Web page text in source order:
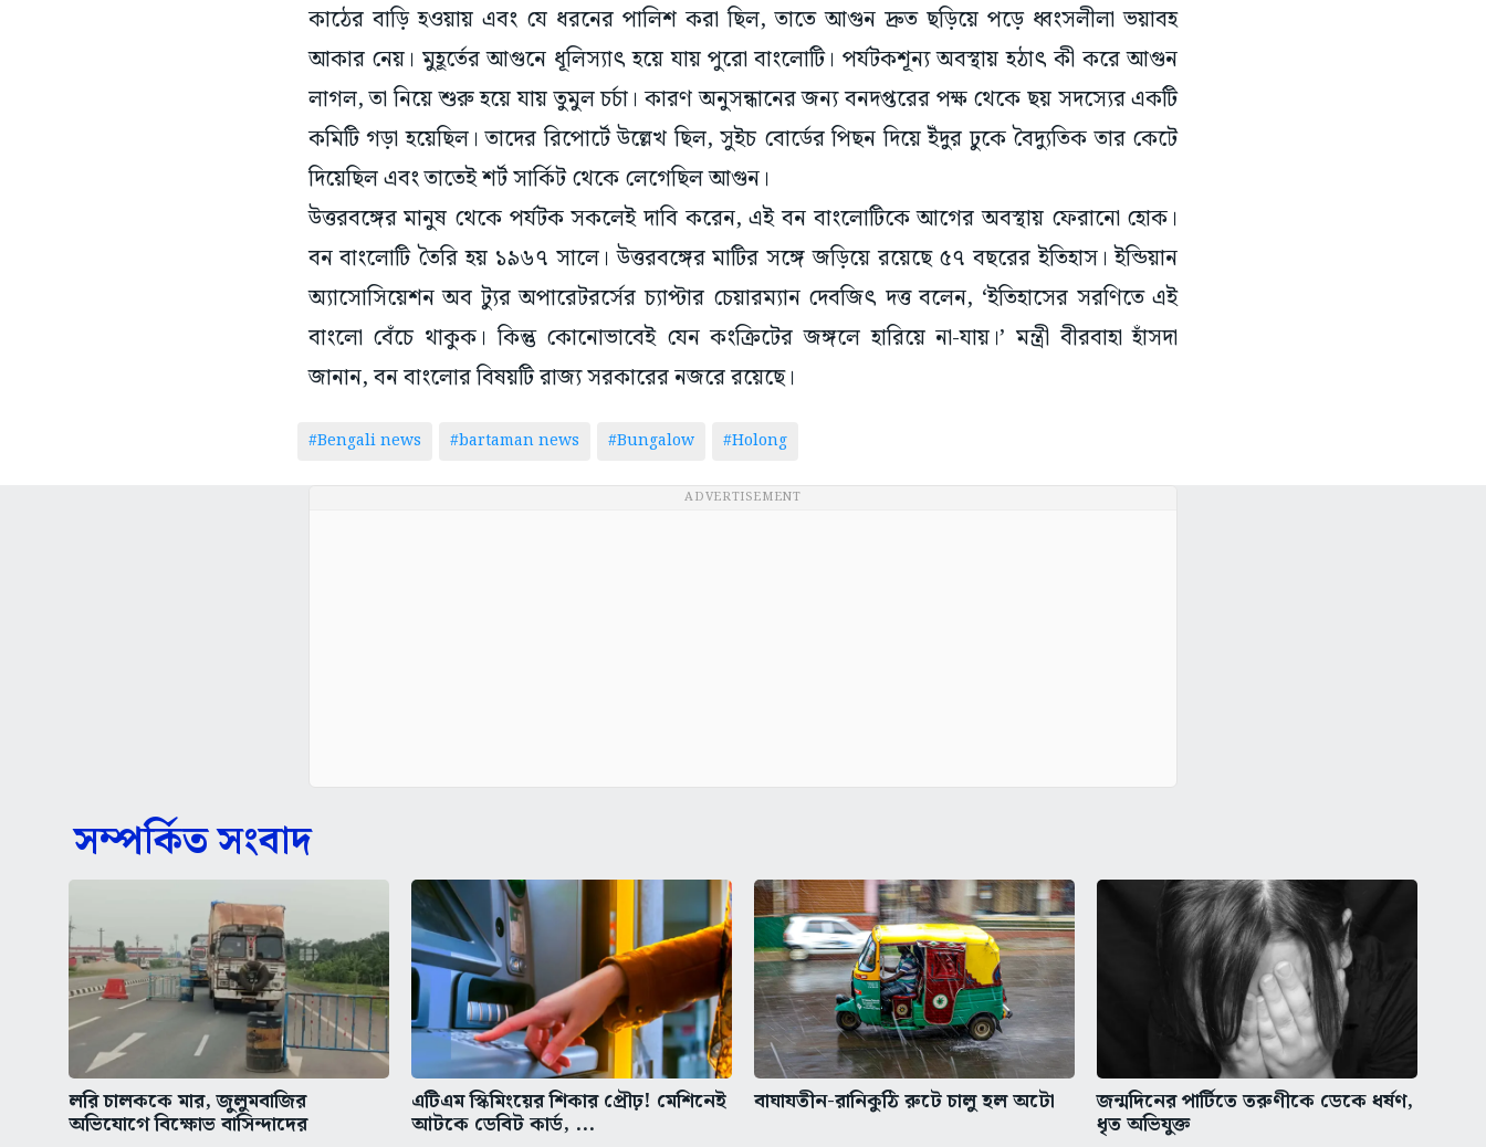
কাঠের বাড়ি হওয়ায় এবং যে ধরনের পালিশ করা ছিল, তাতে আগুন দ্রুত ছড়িয়ে পড়ে ধ্বংসলীলা ভয়াবহ
আকার নেয়। মুহূর্তের আগুনে ধূলিস্যাৎ হয়ে যায় পুরো বাংলোটি। পর্যটকশূন্য অবস্থায় হঠাৎ কী করে আগুন
লাগল, তা নিয়ে শুরু হয়ে যায় তুমুল চর্চা। কারণ অনুসন্ধানের জন্য বনদপ্তরের পক্ষ থেকে ছয় সদস্যের একটি
কমিটি গড়া হয়েছিল। তাদের রিপোর্টে উল্লেখ ছিল, সুইচ বোর্ডের পিছন দিয়ে ইঁদুর ঢুকে বৈদ্যুতিক তার কেটে
দিয়েছিল এবং তাতেই শর্ট সার্কিট থেকে লেগেছিল আগুন।
উত্তরবঙ্গের মানুষ থেকে পর্যটক সকলেই দাবি করেন, এই বন বাংলোটিকে আগের অবস্থায় ফেরানো হোক।
বন বাংলোটি তৈরি হয় ১৯৬৭ সালে। উত্তরবঙ্গের মাটির সঙ্গে জড়িয়ে রয়েছে ৫৭ বছরের ইতিহাস। ইন্ডিয়ান
অ্যাসোসিয়েশন অব ট্যুর অপারেটরর্সের চ্যাপ্টার চেয়ারম্যান দেবজিৎ দত্ত বলেন, ‘ইতিহাসের সরণিতে এই
বাংলো বেঁচে থাকুক। কিন্তু কোনোভাবেই যেন কংক্রিটের জঙ্গলে হারিয়ে না-যায়।’ মন্ত্রী বীরবাহা হাঁসদা
জানান, বন বাংলোর বিষয়টি রাজ্য সরকারের নজরে রয়েছে।
#Bengali news #bartaman news #Bungalow #Holong
ADVERTISEMENT
সম্পর্কিত সংবাদ
লরি চালককে মার, জুলুমবাজির
অভিযোগে বিক্ষোভ বাসিন্দাদের
এটিএম স্কিমিংয়ের শিকার প্রৌঢ়! মেশিনেই
আটকে ডেবিট কার্ড, ...
বাঘাযতীন-রানিকুঠি রুটে চালু হল অটো জন্মদিনের পার্টিতে তরুণীকে ডেকে ধর্ষণ,
ধৃত অভিযুক্ত